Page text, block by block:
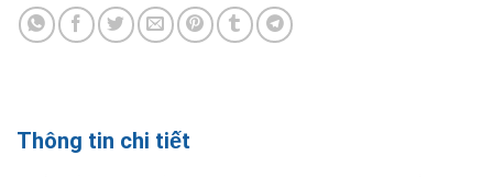
Thông tin chi tiết